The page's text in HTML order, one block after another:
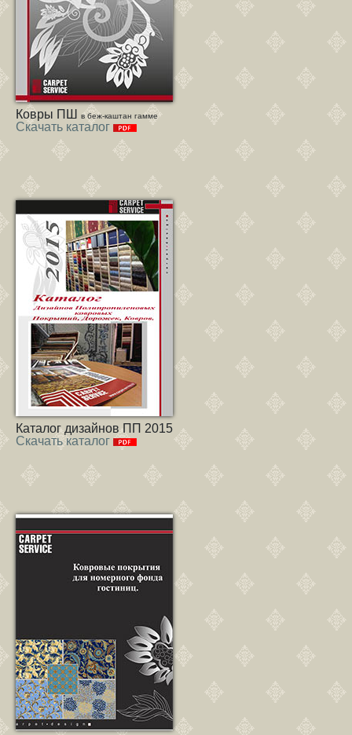
Ковры ПШ в беж-каштан гамме
Скачать каталог
Каталог дизайнов ПП 2015
Скачать каталог